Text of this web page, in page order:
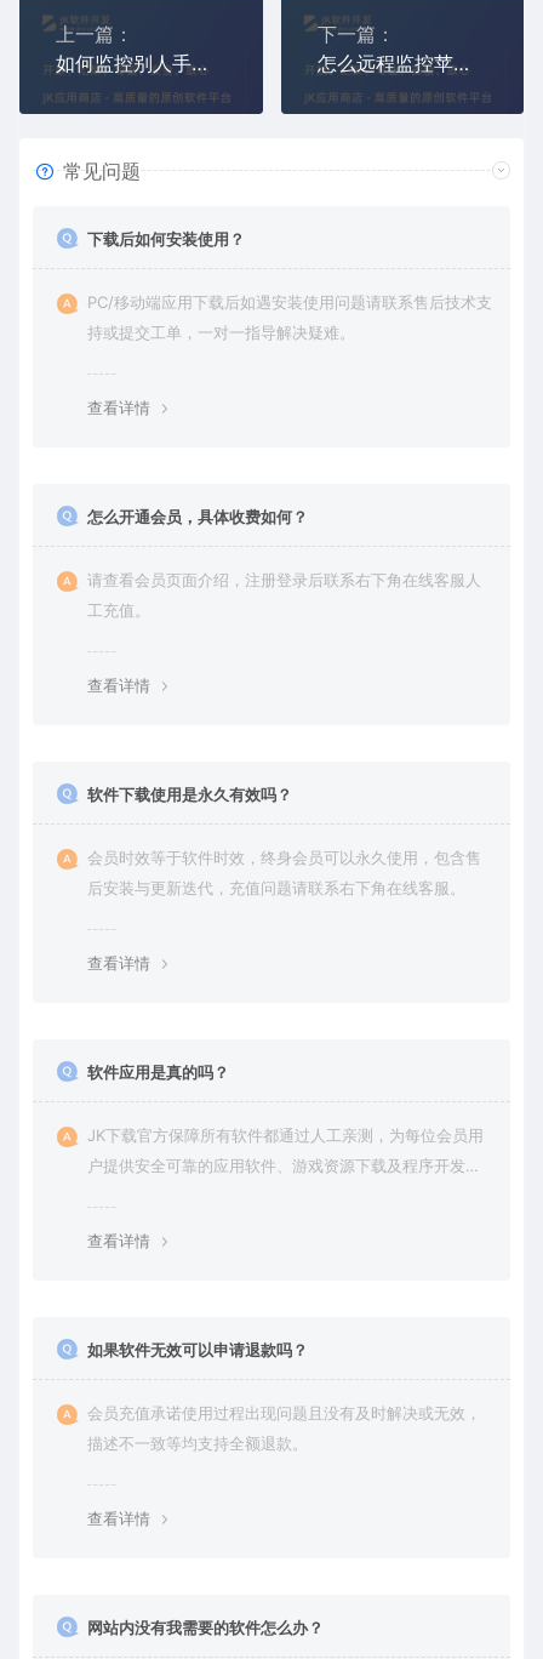
上一篇：
如何监控别人手机屏幕和摄像头,如何监控别人手机视频聊天屏幕APP
下一篇：
怎么远程监控苹果IOS系统手机屏幕摄像头
常见问题
下载后如何安装使用？
PC/移动端应用下载后如遇安装使用问题请联系售后技术支
持或提交工单，一对一指导解决疑难。
查看详情
怎么开通会员，具体收费如何？
请查看会员页面介绍，注册登录后联系右下角在线客服人
工充值。
查看详情
软件下载使用是永久有效吗？
会员时效等于软件时效，终身会员可以永久使用，包含售
后安装与更新迭代，充值问题请联系右下角在线客服。
查看详情
软件应用是真的吗？
JK下载官方保障所有软件都通过人工亲测，为每位会员用
户提供安全可靠的应用软件、游戏资源下载及程序开发服
查看详情
如果软件无效可以申请退款吗？
会员充值承诺使用过程出现问题且没有及时解决或无效，
描述不一致等均支持全额退款。
查看详情
网站内没有我需要的软件怎么办？